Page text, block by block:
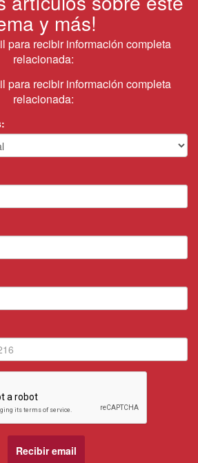
y más!
para recibir información completa
relacionada:
para recibir información completa
relacionada: